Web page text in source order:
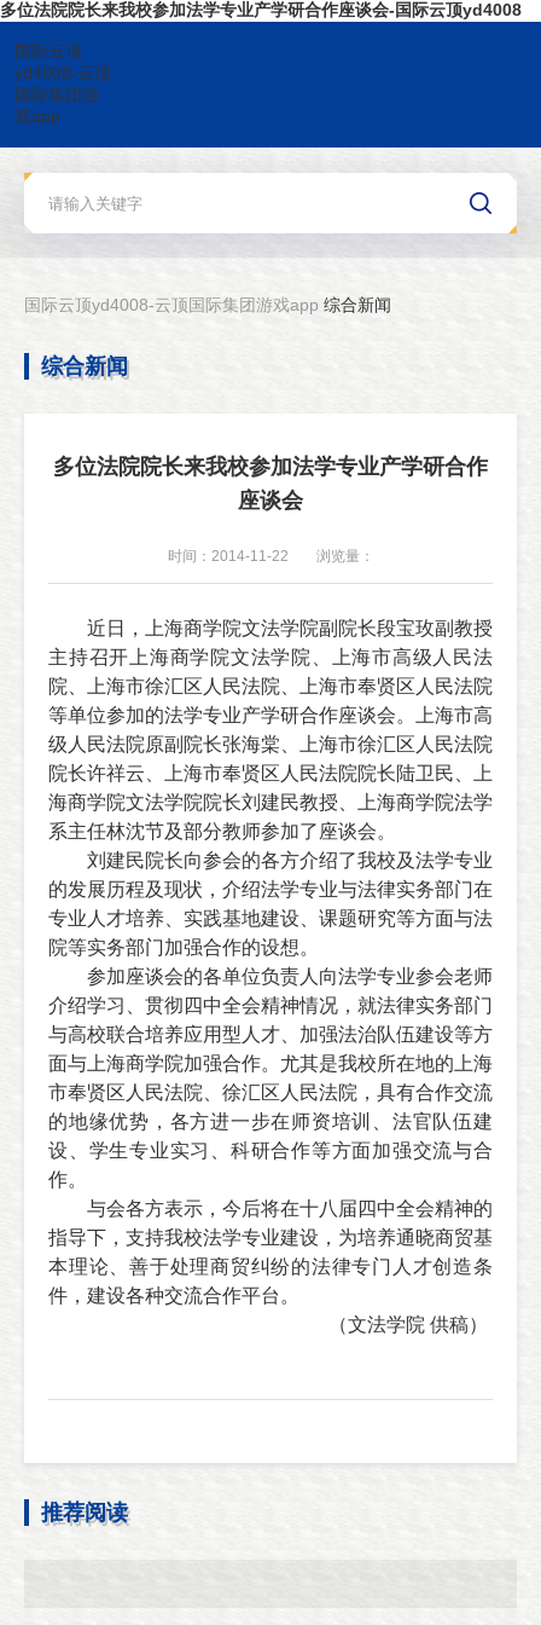
多位法院院长来我校参加法学专业产学研合作座谈会-国际云顶yd4008
国际云顶
yd4008-云顶
国际集团游
戏app
国际云顶yd4008-云顶国际集团游戏app 综合新闻
综合新闻
多位法院院长来我校参加法学专业产学研合作
座谈会
时间：2014-11-22 浏览量：
近日
，上海商学院文法学院副院长段宝玫副教授
主持召开上海商学院文法学院、上海市高级人民法
院、上海市徐汇区人民法院、上海市奉贤区人民法院
等单位参加的法学专业产学研合作座谈会。上海市高
级人民法院原副院长张海棠、上海市徐汇区人民法院
院长许祥云、上海市奉贤区人民法院院长陆卫民、上
海商学院文法学院院长刘建民教授、上海商学院法学
系主任林沈节及部分教师参加了座谈会。
刘建民院长向参会的各方介绍了我校及法学专业
的发展历程及现状，介绍法学专业与法律实务部门在
专业人才培养、实践基地建设、课题研究等方面与法
院等实务部门加强合作的设想。
参加座谈会的各单位负责人向法学专业参会老师
介绍学习、贯彻四中全会精神情况，就法律实务部门
与高校联合培养应用型人才、加强法治队伍建设等方
面与上海商学院加强合作。尤其是我校所在地的上海
市奉贤区人民法院、徐汇区人民法院，具有合作交流
的地缘优势，各方进一步在师资培训、法官队伍建
设、学生专业实习、科研合作等方面加强交流与合
作。
与会各方表示，今后将在十八届四中全会精神的
指导下，支持我校法学专业建设，为培养通晓商贸基
本理论、善于处理商贸纠纷的法律专门人才创造条
件，建设各种交流合作平台。
（文法学院 供稿）
推荐阅读